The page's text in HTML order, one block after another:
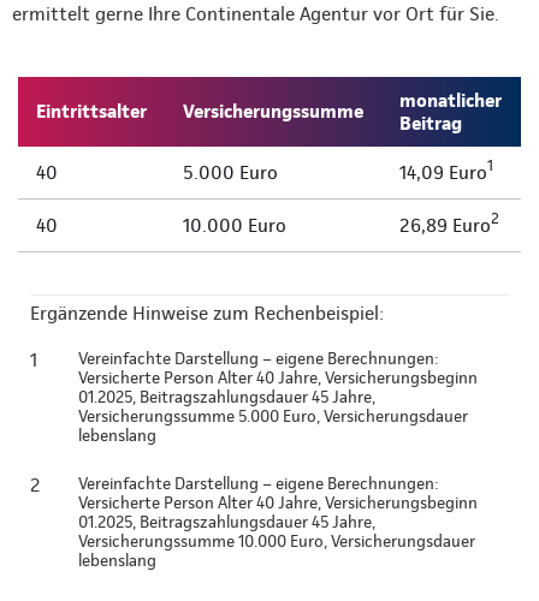
ermittelt gerne Ihre Continentale Agentur vor Ort für Sie.
Eintrittsalter Versicherungssumme
monatlicher
Beitrag
40 5.000 Euro 14,09 Euro1
40 10.000 Euro 26,89 Euro2
Ergänzende Hinweise zum Rechenbeispiel:
1
Vereinfachte Darstellung – eigene Berechnungen:
Versicherte Person Alter 40 Jahre, Versicherungsbeginn
01.2025, Beitragszahlungsdauer 45 Jahre,
Versicherungssumme 5.000 Euro, Versicherungsdauer
lebenslang
2
Vereinfachte Darstellung – eigene Berechnungen:
Versicherte Person Alter 40 Jahre, Versicherungsbeginn
01.2025, Beitragszahlungsdauer 45 Jahre,
Versicherungssumme 10.000 Euro, Versicherungsdauer
lebenslang